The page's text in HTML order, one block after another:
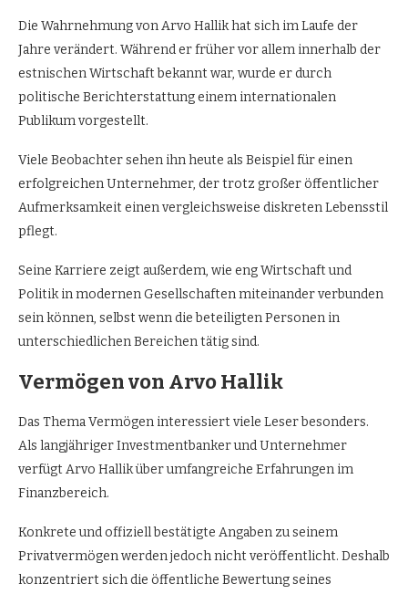
Die Wahrnehmung von Arvo Hallik hat sich im Laufe der
Jahre verändert. Während er früher vor allem innerhalb der
estnischen Wirtschaft bekannt war, wurde er durch
politische Berichterstattung einem internationalen
Publikum vorgestellt.
Viele Beobachter sehen ihn heute als Beispiel für einen
erfolgreichen Unternehmer, der trotz großer öffentlicher
Aufmerksamkeit einen vergleichsweise diskreten Lebensstil
pflegt.
Seine Karriere zeigt außerdem, wie eng Wirtschaft und
Politik in modernen Gesellschaften miteinander verbunden
sein können, selbst wenn die beteiligten Personen in
unterschiedlichen Bereichen tätig sind.
Vermögen von Arvo Hallik
Das Thema Vermögen interessiert viele Leser besonders.
Als langjähriger Investmentbanker und Unternehmer
verfügt Arvo Hallik über umfangreiche Erfahrungen im
Finanzbereich.
Konkrete und offiziell bestätigte Angaben zu seinem
Privatvermögen werden jedoch nicht veröffentlicht. Deshalb
konzentriert sich die öffentliche Bewertung seines